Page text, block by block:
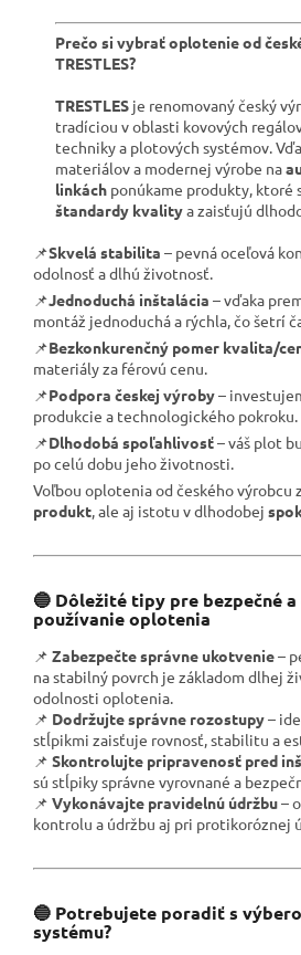
Prečo si vybrať oplotenie od
TRESTLES?
TRESTLES je renomovaný český
tradíciou v oblasti kovových
techniky a plotových systémov.
materiálov a modernej výrobe na
linkách ponúkame produkty, ktoré
štandardy kvalitya zaisťujú
📌Skvelá stabilita – pevná oceľová
odolnosť a dlhú životnosť.
📌Jednoduchá inštalácia – vďaka
montáž jednoduchá a rýchla, čo šetrí
📌Bezkonkurenčný pomer kvalita/
materiály za férovú cenu.
📌Podpora českej výroby–
produkcie a technologického pokroku.
📌Dlhodobá spoľahlivosť– váš plot
po celú dobu jeho životnosti.
Voľbou oplotenia od českého výrobcu
produkt , ale aj istotu v dlhodobej
🔵 Dôležité tipy pre bezpečné
používanie oplotenia
📌 Zabezpečte správne ukotvenie–
na stabilný povrch je základom dlhej
odolnosti oplotenia.
📌 Dodržujte správne rozostupy–
stĺpikmi zaisťuje rovnosť, stabilitu a
📌 Skontrolujte pripravenosť pred
sú stĺpiky správne vyrovnané a
📌 Vykonávajte pravidelnú údržbu–
kontrolu a údržbu aj pri protikoróznej
🔵 Potrebujete poradiť s
systému?